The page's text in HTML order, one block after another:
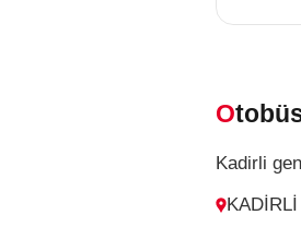
Kadirli
KADİRLİ